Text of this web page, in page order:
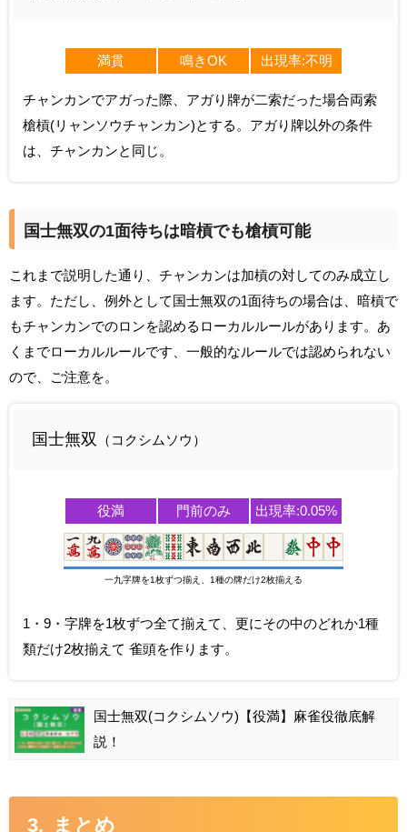
満貫 鳴きOK 出現率:不明
チャンカンでアガった際、アガり牌が二索だった場合両索
槍槓(リャンソウチャンカン)とする。アガり牌以外の条件
は、チャンカンと同じ。
国士無双の1面待ちは暗槓でも槍槓可能
これまで説明した通り、チャンカンは加槓の対してのみ成立し
ます。ただし、例外として国士無双の1面待ちの場合は、暗槓で
もチャンカンでのロンを認めるローカルルールがあります。あ
くまでローカルルールです、一般的なルールでは認められない
ので、ご注意を。
国士無双 （コクシムソウ）
役満 門前のみ 出現率:0.05%
一九字牌を1枚ずつ揃え、1種の牌だけ2枚揃える
1・9・字牌を1枚ずつ全て揃えて、更にその中のどれか1種
類だけ2枚揃えて 雀頭を作ります。
国士無双(コクシムソウ)【役満】麻雀役徹底解
説！
まとめ